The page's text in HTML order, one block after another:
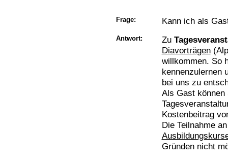
Frage: Kann ich als
Antwort: Zu
Diavorträgen
willkommen. So
kennenzulernen
bei uns zu
Als Gast
Kostenbeitrag
Die Teilnahme
Gründen nicht